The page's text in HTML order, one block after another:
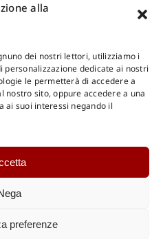
alla
dei nostri lettori, utilizziamo i
personalizzazione dedicate ai nostri
le permetterà di accedere a
nostro sito, oppure accedere a una
ai suoi interessi negando il
preferenze
Sicuri e anche Rateali
Catalogo Online
Catalogo Internazionale
Internazionale